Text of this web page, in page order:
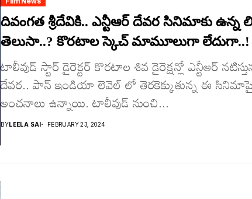
దివంగత శ్రీదేవికి.. ఎన్టీఆర్ దేవర సినిమాకు ఉన్న
తెలుసా..? కొరటాల స్కెచ్ మామూలుగా లేదుగా..!
టాలీవుడ్ స్టార్ డైరెక్టర్ కొరటాల శివ డైరెక్షన్లో ఎన్టీఆర్
దేవర.. పాన్ ఇండియా లెవెల్ లో తెరకెక్కుతున్న ఈ
అంచనాలు ఉన్నాయి. టాలీవుడ్ నుంచి...
BYLEELA SAI FEBRUARY 23, 2024